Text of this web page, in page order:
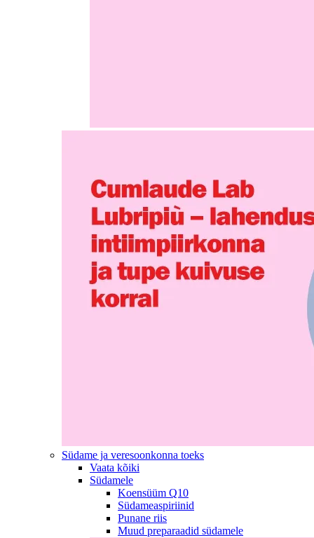
Südame ja veresoonkonna toeks
Vaata kõiki
Südamele
Koensüüm Q10
Südameaspiriinid
Punane riis
Muud preparaadid südamele